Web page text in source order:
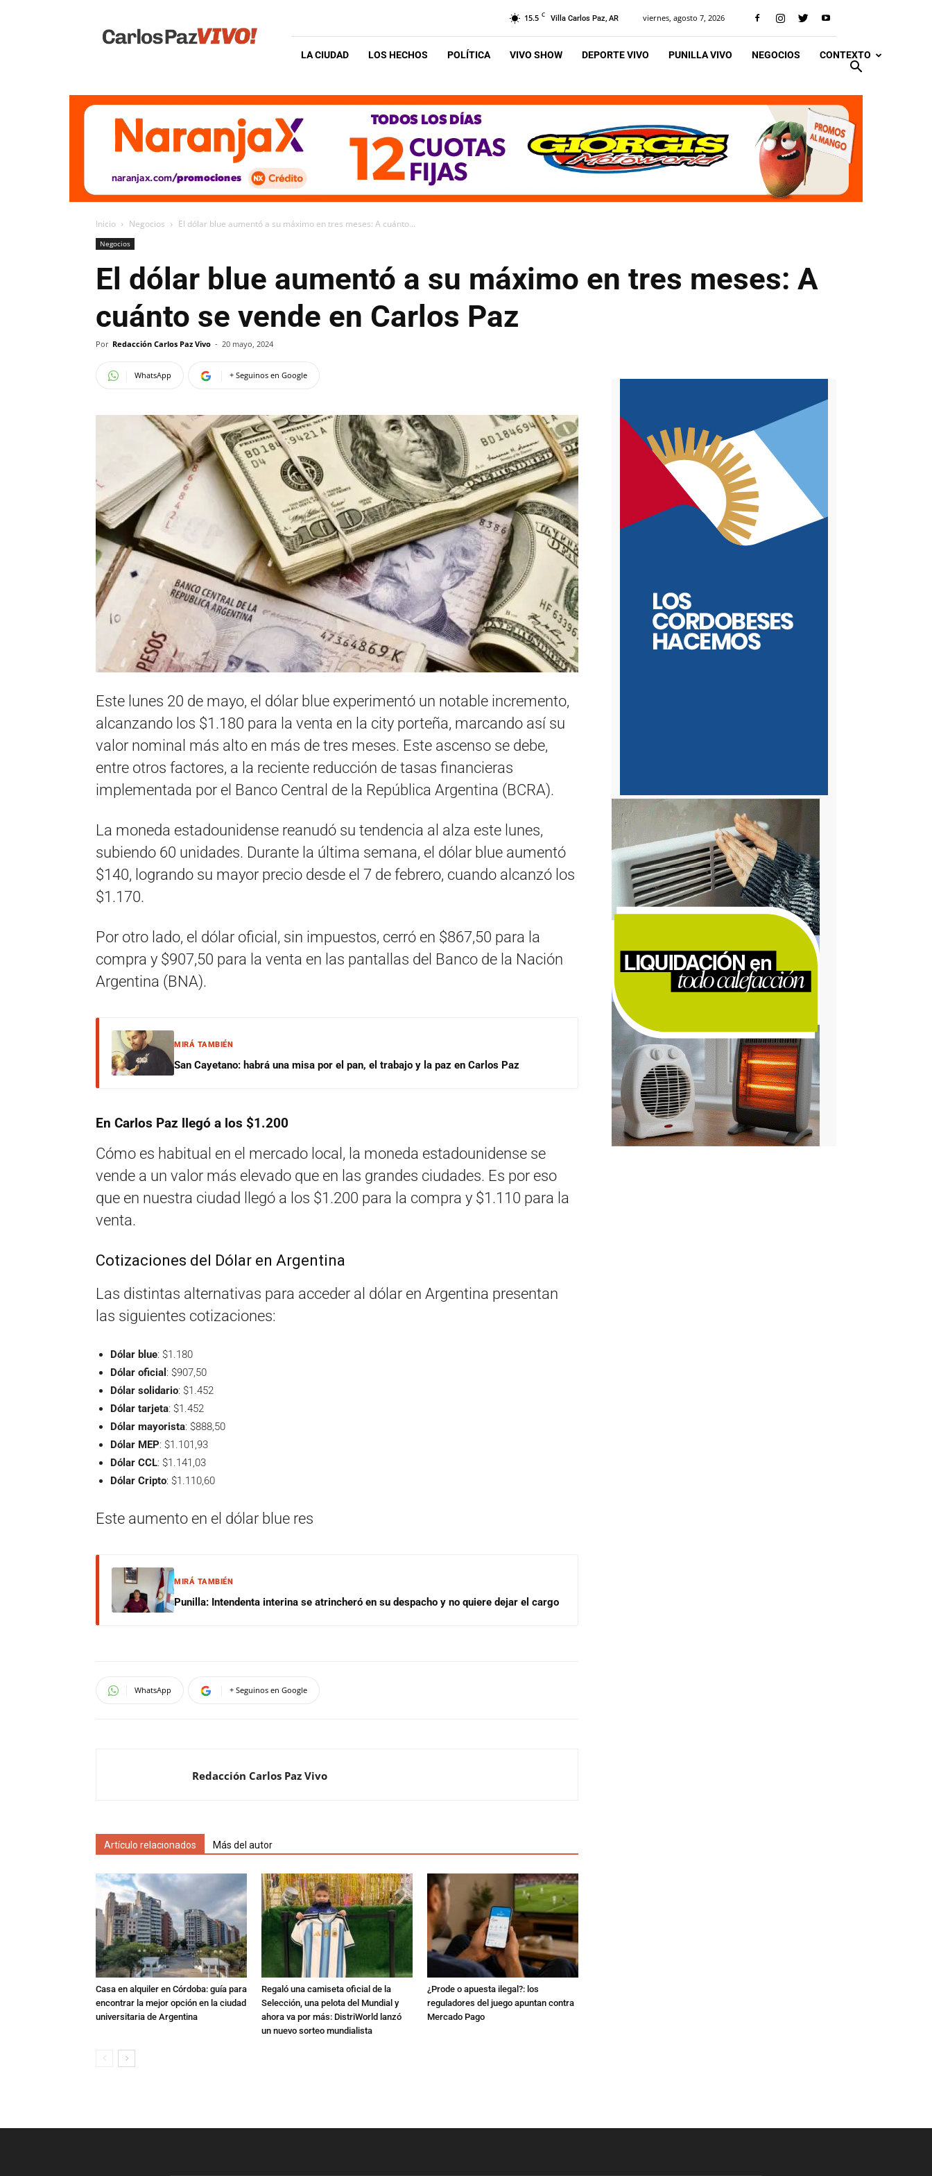
Vivo
15.5 C Villa Carlos Paz, AR viernes, agosto 7, 2026
LA CIUDAD LOS HECHOS POLÍTICA VIVO SHOW DEPORTE VIVO PUNILLA VIVO NEGOCIOS CONTEXTO
Inicio Negocios El dólar blue aumentó a su máximo en tres meses: A cuánto...
Negocios
El dólar blue aumentó a su máximo en tres meses: A
cuánto se vende en Carlos Paz
Por Redacción Carlos Paz Vivo - 20 mayo, 2024
WhatsApp + Seguinos en Google
Este lunes 20 de mayo, el dólar blue experimentó un notable incremento,
alcanzando los $1.180 para la venta en la city porteña, marcando así su
valor nominal más alto en más de tres meses. Este ascenso se debe,
entre otros factores, a la reciente reducción de tasas financieras
implementada por el Banco Central de la República Argentina (BCRA).
La moneda estadounidense reanudó su tendencia al alza este lunes,
subiendo 60 unidades. Durante la última semana, el dólar blue aumentó
$140, logrando su mayor precio desde el 7 de febrero, cuando alcanzó los
$1.170.
Por otro lado, el dólar oficial, sin impuestos, cerró en $867,50 para la
compra y $907,50 para la venta en las pantallas del Banco de la Nación
Argentina (BNA).
MIRÁ TAMBIÉN
San Cayetano: habrá una misa por el pan, el trabajo y la paz en Carlos Paz
En Carlos Paz llegó a los $1.200
Cómo es habitual en el mercado local, la moneda estadounidense se
vende a un valor más elevado que en las grandes ciudades. Es por eso
que en nuestra ciudad llegó a los $1.200 para la compra y $1.110 para la
venta.
Cotizaciones del Dólar en Argentina
Las distintas alternativas para acceder al dólar en Argentina presentan
las siguientes cotizaciones:
Dólar blue: $1.180
Dólar oficial : $907,50
Dólar solidario: $1.452
Dólar tarjeta: $1.452
Dólar mayorista: $888,50
Dólar MEP: $1.101,93
Dólar CCL: $1.141,03
Dólar Cripto: $1.110,60
Este aumento en el dólar blue res
MIRÁ TAMBIÉN
Punilla: Intendenta interina se atrincheró en su despacho y no quiere dejar el cargo
WhatsApp + Seguinos en Google
Redacción Carlos Paz Vivo
Artículo relacionados Más del autor
Casa en alquiler en Córdoba: guía para
encontrar la mejor opción en la ciudad
universitaria de Argentina
Regaló una camiseta oficial de la
Selección, una pelota del Mundial y
ahora va por más: DistriWorld lanzó
un nuevo sorteo mundialista
¿Prode o apuesta ilegal?: los
reguladores del juego apuntan contra
Mercado Pago